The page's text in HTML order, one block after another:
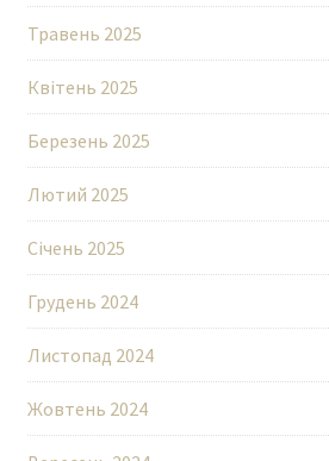
Травень 2025
Квітень 2025
Березень 2025
Лютий 2025
Січень 2025
Грудень 2024
Листопад 2024
Жовтень 2024